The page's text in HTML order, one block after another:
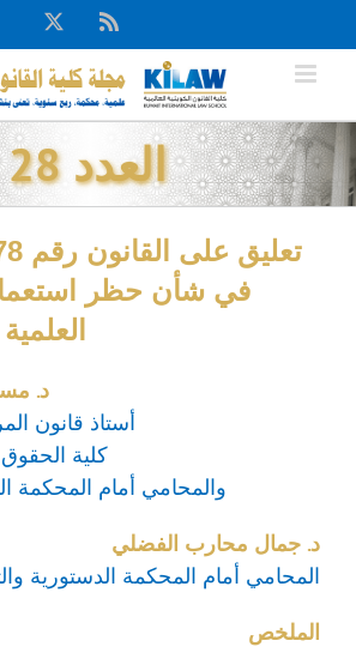
to
content
Rss
X
العدد 28
في شأن حظر
د.
أستاذ قانون
كلية
والمحامي أمام المحكمة
د. جمال محارب الفضلي
المحامي أمام المحكمة الدستورية
الملخص